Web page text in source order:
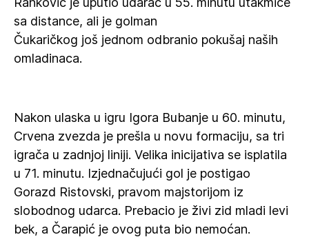
sa distance, ali je golman
Čukaričkog još jednom odbranio pokušaj naših
omladinaca.
Nakon ulaska u igru Igora Bubanje u 60. minutu,
Crvena zvezda je prešla u novu formaciju, sa tri
igrača u zadnjoj liniji. Velika inicijativa se isplatila
u 71. minutu. Izjednačujući gol je postigao
Gorazd Ristovski, pravom majstorijom iz
slobodnog udarca. Prebacio je živi zid mladi levi
bek, a Čarapić je ovog puta bio nemoćan.